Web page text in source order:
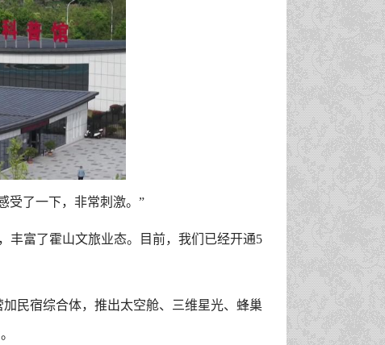
受了一下，非常刺激。”
丰富了霍山文旅业态。目前，我们已经开通5
民宿综合体，推出太空舱、三维星光、蜂巢